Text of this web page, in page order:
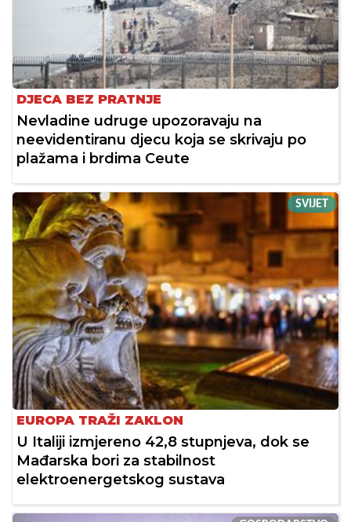
DJECA BEZ PRATNJE
Nevladine udruge upozoravaju na
neevidentiranu djecu koja se skrivaju po
plažama i brdima Ceute
SVIJET
EUROPA TRAŽI ZAKLON
U Italiji izmjereno 42,8 stupnjeva, dok se
Mađarska bori za stabilnost
elektroenergetskog sustava